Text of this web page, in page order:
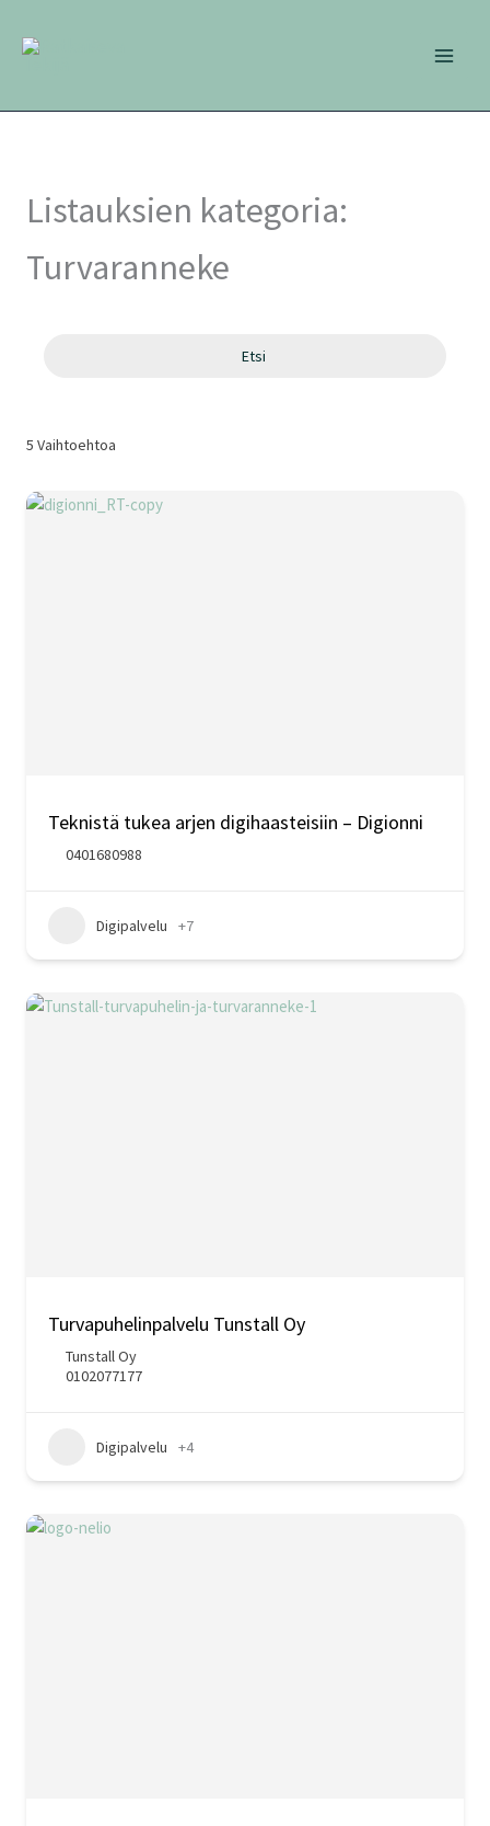
sisältöön
Listauksien kategoria:
Turvaranneke
Etsi
5 Vaihtoehtoa
Teknistä tukea arjen digihaasteisiin – Digionni
0401680988
Digipalvelu +7
Turvapuhelinpalvelu Tunstall Oy
Tunstall Oy
0102077177
Digipalvelu +4